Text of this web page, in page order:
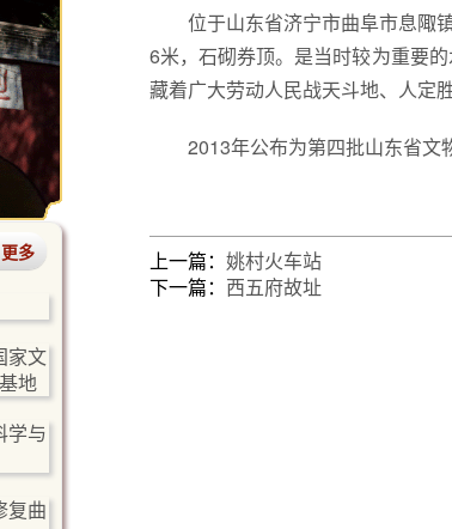
更多
位于山东省济宁市曲阜市息陬
6米，石砌券顶。是当时较为重要
藏着广大劳动人民战天斗地、人定
2013年公布为第四批山东省文
上一篇： 姚村火车站
下一篇： 西五府故址